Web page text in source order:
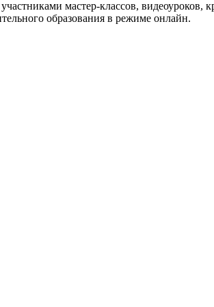
мастер-классов, видеоуроков,
образования в режиме онлайн.